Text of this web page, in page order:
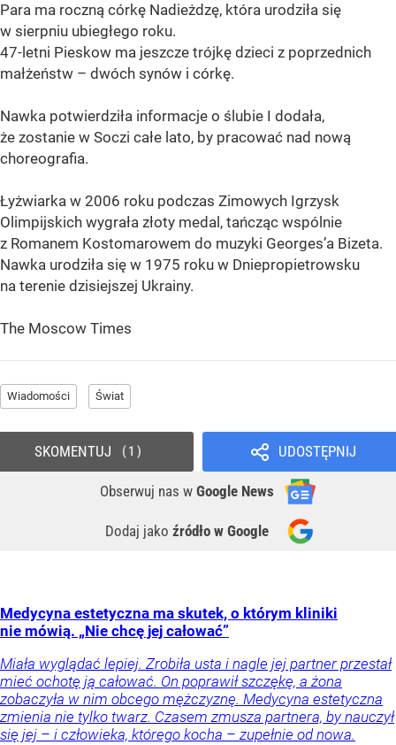
Para ma roczną córkę Nadieżdzę, która urodziła się
w sierpniu ubiegłego roku.
47-letni Pieskow ma jeszcze trójkę dzieci z poprzednich
małżeństw – dwóch synów i córkę.
Nawka potwierdziła informacje o ślubie I dodała,
że zostanie w Soczi całe lato, by pracować nad nową
choreografia.
Łyżwiarka w 2006 roku podczas Zimowych Igrzysk
Olimpijskich wygrała złoty medal, tańcząc wspólnie
z Romanem Kostomarowem do muzyki Georges’a Bizeta.
Nawka urodziła się w 1975 roku w Dniepropietrowsku
na terenie dzisiejszej Ukrainy.
The Moscow Times
Wiadomości Świat
UDOSTĘPNIJ
Obserwuj nas w Google News
Dodaj jako źródło w Google
SKOMENTUJ 1
Medycyna estetyczna ma skutek, o którym kliniki
nie mówią. „Nie chcę jej całować”
Miała wyglądać lepiej. Zrobiła usta i nagle jej partner przestał
mieć ochotę ją całować. On poprawił szczękę, a żona
zobaczyła w nim obcego mężczyznę. Medycyna estetyczna
zmienia nie tylko twarz. Czasem zmusza partnera, by nauczył
się jej – i człowieka, którego kocha – zupełnie od nowa.